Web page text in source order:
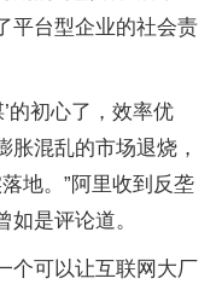
平台型企业的社会责
的初心了，效率优
胀混乱的市场退烧，
地。”阿里收到反垄
是评论道。
个可以让互联网大厂